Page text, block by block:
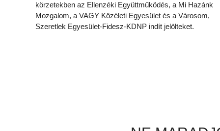
körzetekben az Ellenzéki Együttműködés, a Mi Hazánk
Mozgalom, a VAGY Közéleti Egyesület és a Városom,
Szeretlek Egyesület-Fidesz-KDNP indít jelölteket.